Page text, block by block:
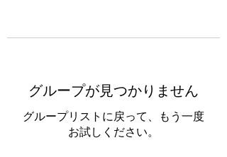
グループが見つかりません
グループリストに戻って、もう一度
お試しください。